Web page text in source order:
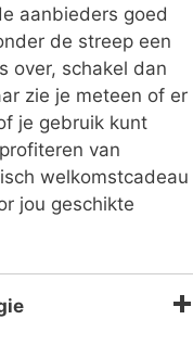
aanbieders goed
de streep een
over, schakel dan
zie je meteen of er
je gebruik kunt
van
welkomstcadeau
jou geschikte